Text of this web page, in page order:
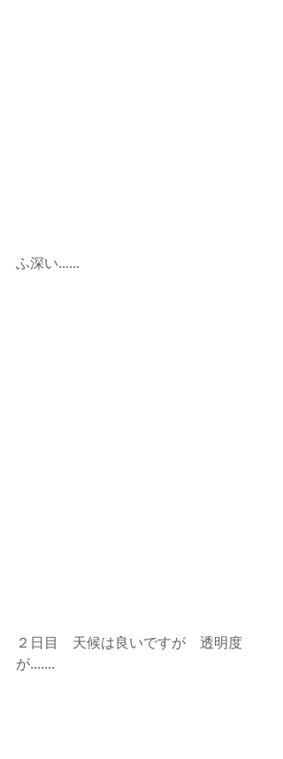
ふ深い......
２日目　天候は良いですが　透明度
が.......